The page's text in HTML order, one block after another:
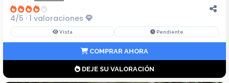
4/5 · 1 valoraciones
Vista Pendiente
COMPRAR AHORA
DEJE SU VALORACIÓN